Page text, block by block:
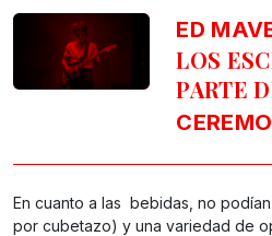
ED
LOS
PARTE
En cuanto a las bebidas, no
por cubetazo) y una variedad de